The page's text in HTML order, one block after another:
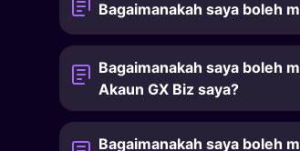
Bagaimanakah saya boleh
Bagaimanakah saya boleh
Akaun GX Biz saya?
Bagaimanakah saya boleh